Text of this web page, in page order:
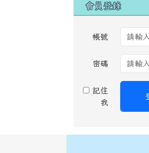
會員登錄
帳號
密碼
記住
我